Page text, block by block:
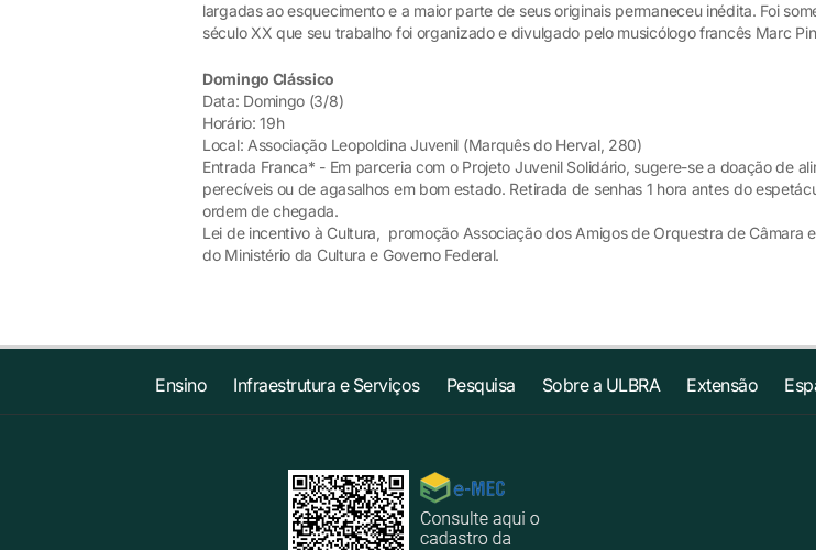
largadas ao esquecimento e a maior parte de seus originais permaneceu inédita. Foi
século XX que seu trabalho foi organizado e divulgado pelo musicólogo francês Marc
Domingo Clássico
Data: Domingo (3/8)
Horário: 19h
Local: Associação Leopoldina Juvenil (Marquês do Herval, 280)
Entrada Franca* - Em parceria com o Projeto Juvenil Solidário, sugere-se a doação de
perecíveis ou de agasalhos em bom estado. Retirada de senhas 1 hora antes do
ordem de chegada.
Lei de incentivo à Cultura, promoção Associação dos Amigos de Orquestra de Câmara
do Ministério da Cultura e Governo Federal.
Ensino Infraestrutura e Serviços Pesquisa Sobre a ULBRA Extensão